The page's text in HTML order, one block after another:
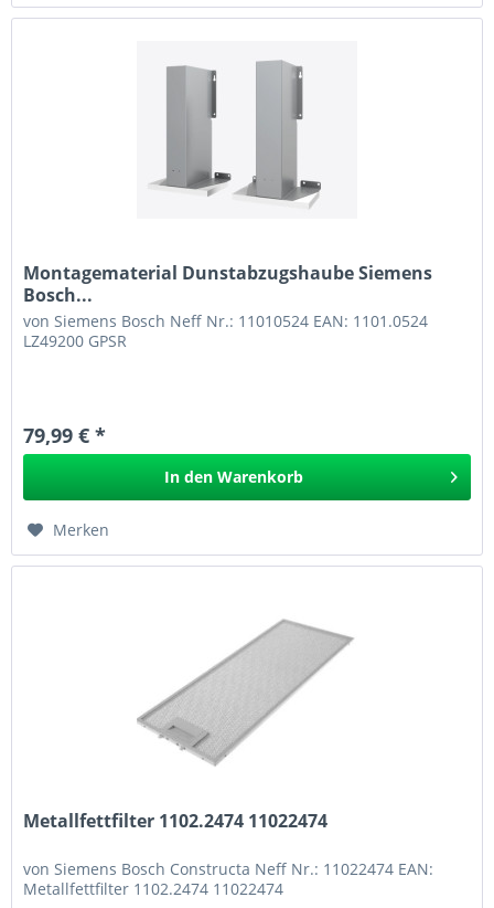
Montagematerial Dunstabzugshaube Siemens
Bosch...
von Siemens Bosch Neff Nr.: 11010524 EAN: 1101.0524
LZ49200 GPSR
79,99 € *
In den Warenkorb
Merken
Metallfettfilter 1102.2474 11022474
von Siemens Bosch Constructa Neff Nr.: 11022474 EAN:
Metallfettfilter 1102.2474 11022474